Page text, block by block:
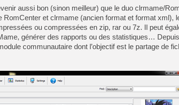
[GK] Déjà des
[Mo5] Brickboy cherche à
[GK] Minecraft et ses «
[GK] Beast of
[GK] Ubisoft : fin de partie
[GK] Mémoire cash -
[GK] Dan Houser (GTA)
[GK] Comment EA Sports
[GK] Crimson Moon : un
[GK] Isle of Reveries : le
[GK] Moonlighter 2 : The
[GK] Capcom relance
aussi bon (sinon meilleur) que le duo clrmame/
RomCenter et clrmame (ancien format et format xml),
ou compressées en zip, rar ou 7z. Il peut
générer des rapports ou des statistiques…
communautaire dont l’objectif est le partage de